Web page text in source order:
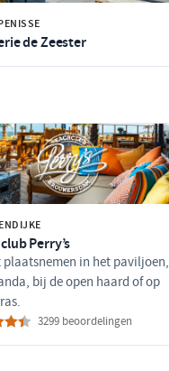
de Zeester
Perry’s
plaatsnemen in het paviljoen,
bij de open haard of op
3299 beoordelingen